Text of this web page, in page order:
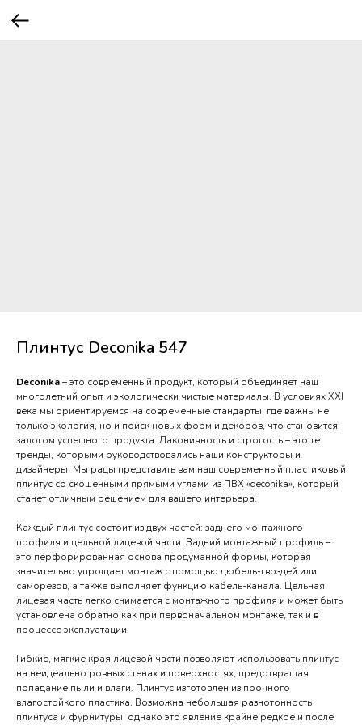
Плинтус Deconika 547
Deconika– это современный продукт, который объединяет наш
многолетний опыт и экологически чистые материалы. В условиях XXI
века мы ориентируемся на современные стандарты, где важны не
только экология, но и поиск новых форм и декоров, что становится
залогом успешного продукта. Лаконичность и строгость – это те
тренды, которыми руководствовались наши конструкторы и
дизайнеры. Мы рады представить вам наш современный пластиковый
плинтус со скошенными прямыми углами из ПВХ «deconika», который
станет отличным решением для вашего интерьера.
Каждый плинтус состоит из двух частей: заднего монтажного
профиля и цельной лицевой части. Задний монтажный профиль –
это перфорированная основа продуманной формы, которая
значительно упрощает монтаж с помощью дюбель-гвоздей или
саморезов, а также выполняет функцию кабель-канала. Цельная
лицевая часть легко снимается с монтажного профиля и может быть
установлена обратно как при первоначальном монтаже, так и в
процессе эксплуатации.
Гибкие, мягкие края лицевой части позволяют использовать плинтус
на неидеально ровных стенах и поверхностях, предотвращая
попадание пыли и влаги. Плинтус изготовлен из прочного
влагостойкого пластика. Возможна небольшая разнотонность
плинтуса и фурнитуры, однако это явление крайне редкое и после